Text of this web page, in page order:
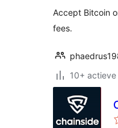
Accept Bitcoin
fees.
10+